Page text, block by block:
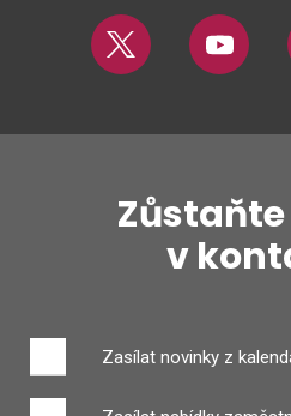
Twitter Youtube
v
Zasílat novinky z